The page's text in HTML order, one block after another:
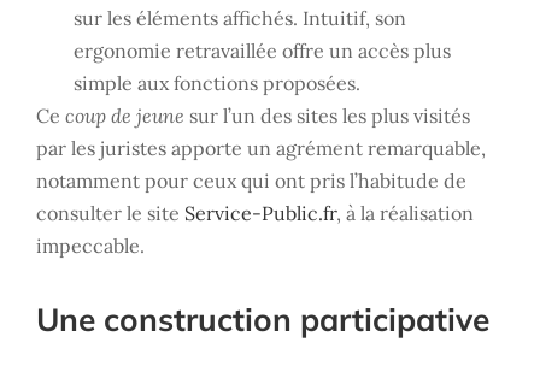
sur les éléments affichés. Intuitif, son
ergonomie retravaillée offre un accès plus
simple aux fonctions proposées.
Ce coup de jeune sur l’un des sites les plus visités
par les juristes apporte un agrément remarquable,
notamment pour ceux qui ont pris l’habitude de
consulter le site Service-Public.fr, à la réalisation
impeccable.
Une construction participative